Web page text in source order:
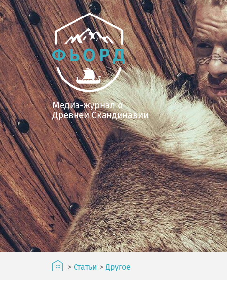
Медиа-журнал о
Древней Скандинавии
> Статьи > Другое